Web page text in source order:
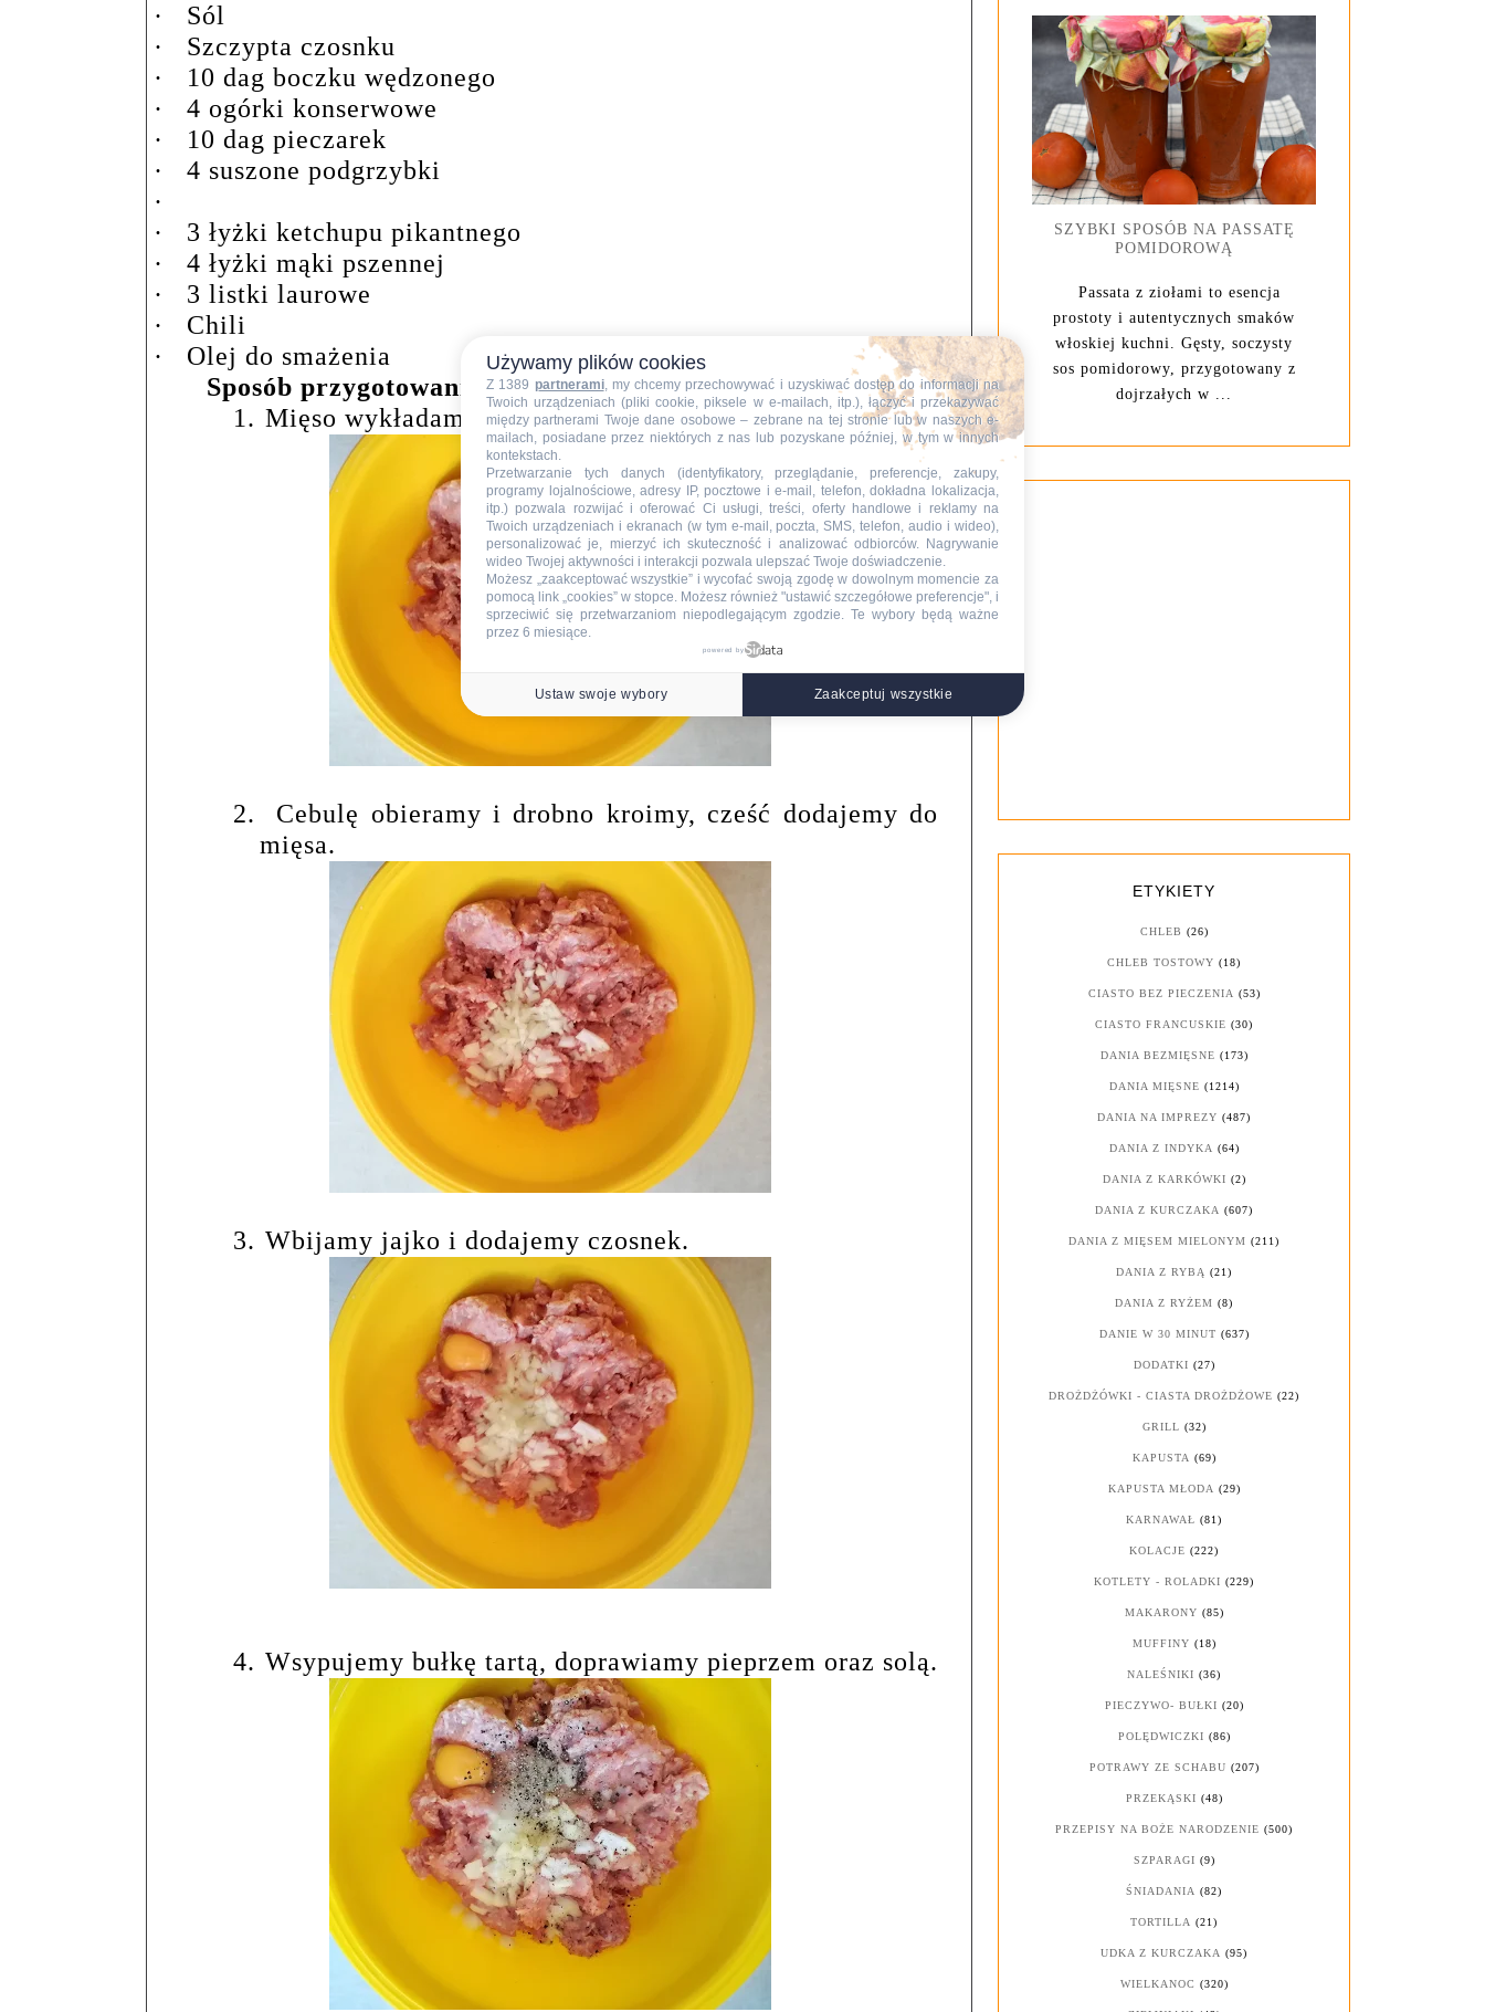
·
Sól
·
Szczypta czosnku
·
10 dag boczku wędzonego
·
4 ogórki konserwowe
·
10 dag pieczarek
·
4 suszone podgrzybki
·
·
3 łyżki ketchupu pikantnego
·
4 łyżki mąki pszennej
·
3 listki laurowe
·
Chili
·
Olej do smażenia
Sposób przygotowania:
1. Mięso wykładamy do miski.
2.
Cebulę obieramy i drobno kroimy, cześć dodajemy do
mięsa.
3. Wbijamy jajko i dodajemy czosnek.
4. Wsypujemy bułkę tartą, doprawiamy pieprzem oraz solą.
SZYBKI SPOSÓB NA PASSATĘ
POMIDOROWĄ
Passata z ziołami to esencja
prostoty i autentycznych smaków
włoskiej kuchni. Gęsty, soczysty
sos pomidorowy, przygotowany z
dojrzałych w ...
ETYKIETY
CHLEB (26)
CHLEB TOSTOWY (18)
CIASTO BEZ PIECZENIA (53)
CIASTO FRANCUSKIE (30)
DANIA BEZMIĘSNE (173)
DANIA MIĘSNE (1214)
DANIA NA IMPREZY (487)
DANIA Z INDYKA (64)
DANIA Z KARKÓWKI (2)
DANIA Z KURCZAKA (607)
DANIA Z MIĘSEM MIELONYM (211)
DANIA Z RYBĄ (21)
DANIA Z RYŻEM (8)
DANIE W 30 MINUT (637)
DODATKI (27)
DROŻDŻÓWKI - CIASTA DROŻDŻOWE (22)
GRILL (32)
KAPUSTA (69)
KAPUSTA MŁODA (29)
KARNAWAŁ (81)
KOLACJE (222)
KOTLETY - ROLADKI (229)
MAKARONY (85)
MUFFINY (18)
NALEŚNIKI (36)
PIECZYWO- BUŁKI (20)
POLĘDWICZKI (86)
POTRAWY ZE SCHABU (207)
PRZEKĄSKI (48)
PRZEPISY NA BOŻE NARODZENIE (500)
SZPARAGI (9)
ŚNIADANIA (82)
TORTILLA (21)
UDKA Z KURCZAKA (95)
WIELKANOC (320)
Używamy plików cookies
Z 1389 partnerami, my chcemy przechowywać i uzyskiwać dostęp do informacji na
Twoich urządzeniach (pliki cookie, piksele w e-mailach, itp.), łączyć i przekazywać
między partnerami Twoje dane osobowe – zebrane na tej stronie lub w naszych e-
mailach, posiadane przez niektórych z nas lub pozyskane później, w tym w innych
kontekstach.
Przetwarzanie tych danych (identyfikatory, przeglądanie, preferencje, zakupy,
programy lojalnościowe, adresy IP, pocztowe i e-mail, telefon, dokładna lokalizacja,
itp.) pozwala rozwijać i oferować Ci usługi, treści, oferty handlowe i reklamy na
Twoich urządzeniach i ekranach (w tym e-mail, poczta, SMS, telefon, audio i wideo),
personalizować je, mierzyć ich skuteczność i analizować odbiorców. Nagrywanie
wideo Twojej aktywności i interakcji pozwala ulepszać Twoje doświadczenie.
Możesz „zaakceptować wszystkie” i wycofać swoją zgodę w dowolnym momencie za
pomocą link „cookies” w stopce. Możesz również "ustawić szczegółowe preferencje", i
sprzeciwić się przetwarzaniom niepodlegającym zgodzie. Te wybory będą ważne
przez 6 miesiące.
powered by
Ustaw swoje wybory Zaakceptuj wszystkie